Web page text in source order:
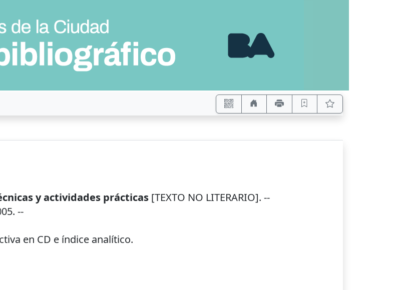
y actividades prácticas [TEXTO NO LITERARIO]. --
. --
en CD e índice analítico.